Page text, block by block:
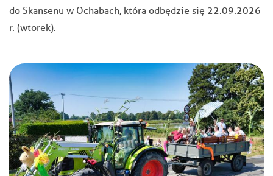
do Skansenu w Ochabach, która odbędzie się 22.09.2026
r. (wtorek).